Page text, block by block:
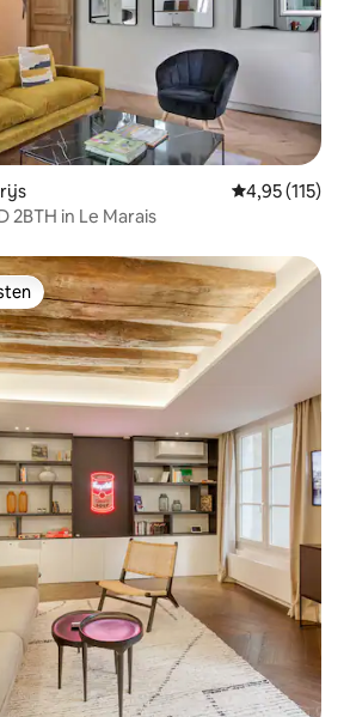
Gemiddelde
4,95 (115)
2BTH in Le Marais